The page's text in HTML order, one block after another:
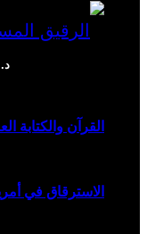
القرآن والكتابة
الاسترقاق في